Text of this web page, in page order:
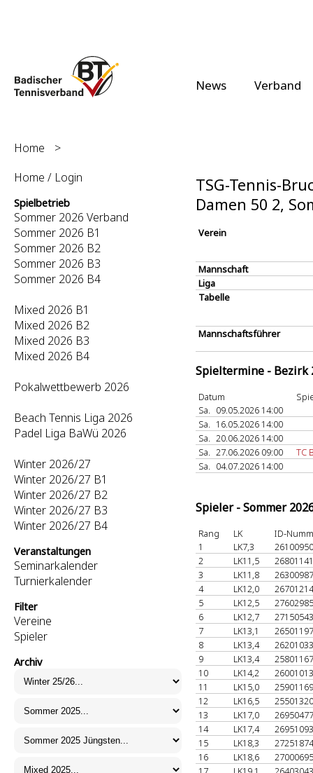
News Verband
Home
>
Home / Login
Spielbetrieb
Sommer 2026 Verband
Sommer 2026 B1
Sommer 2026 B2
Sommer 2026 B3
Sommer 2026 B4
Mixed 2026 B1
Mixed 2026 B2
Mixed 2026 B3
Mixed 2026 B4
Pokalwettbewerb 2026
Beach Tennis Liga 2026
Padel Liga BaWü 2026
Winter 2026/27
Winter 2026/27 B1
Winter 2026/27 B2
Winter 2026/27 B3
Winter 2026/27 B4
Veranstaltungen
Seminarkalender
Turnierkalender
Filter
Vereine
Spieler
Archiv
TSG-Tennis-
Damen 50 2,
Verein
Mannschaft
Liga
Tabelle
Mannschaftsführer
Spieltermine - Bezirk
Datum
Sa. 09.05.2026 14:00
Sa. 16.05.2026 14:00
Sa. 20.06.2026 14:00
Sa. 27.06.2026 09:00
TC
Sa. 04.07.2026 14:00
Spieler - Sommer
Rang LK
ID-
1
LK7,3
2
LK11,5
3
LK11,8
4
LK12,0
5
LK12,5
6
LK12,7
7
LK13,1
8
LK13,4
9
LK13,4
10
LK14,2
11
LK15,0
12
LK16,5
13
LK17,0
14
LK17,4
15
LK18,3
16
LK18,6